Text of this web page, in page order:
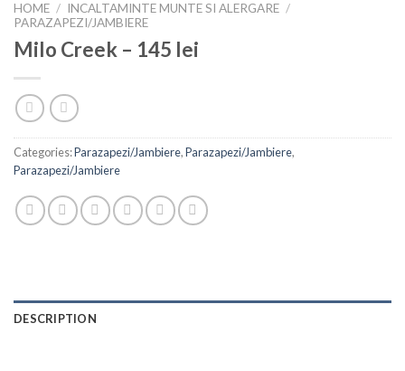
HOME / INCALTAMINTE MUNTE SI ALERGARE /
PARAZAPEZI/JAMBIERE
Milo Creek – 145 lei
Categories:Parazapezi/Jambiere,Parazapezi/Jambiere,
Parazapezi/Jambiere
DESCRIPTION